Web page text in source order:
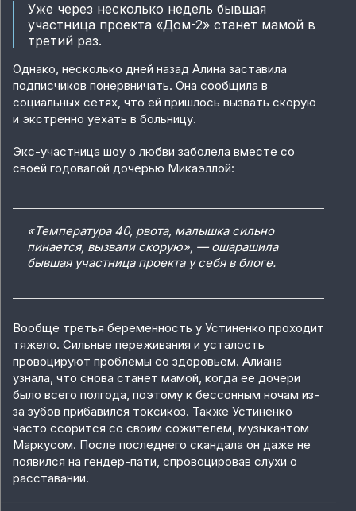
Уже через несколько недель бывшая
участница проекта «Дом-2» станет мамой в
третий раз.
Однако, несколько дней назад Алина заставила
подписчиков понервничать. Она сообщила в
социальных сетях, что ей пришлось вызвать скорую
и экстренно уехать в больницу.
Экс-участница шоу о любви заболела вместе со
своей годовалой дочерью Микаэллой:
«Температура 40, рвота, малышка сильно
пинается, вызвали скорую», — ошарашила
бывшая участница проекта у себя в блоге.
Вообще третья беременность у Устиненко проходит
тяжело. Сильные переживания и усталость
провоцируют проблемы со здоровьем. Алиана
узнала, что снова станет мамой, когда ее дочери
было всего полгода, поэтому к бессонным ночам из-
за зубов прибавился токсикоз. Также Устиненко
часто ссорится со своим сожителем, музыкантом
Маркусом. После последнего скандала он даже не
появился на гендер-пати, спровоцировав слухи о
расставании.